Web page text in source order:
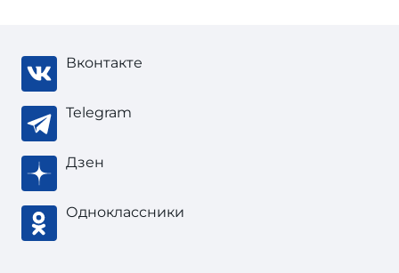
Вконтакте
Telegram
Дзен
Одноклассники